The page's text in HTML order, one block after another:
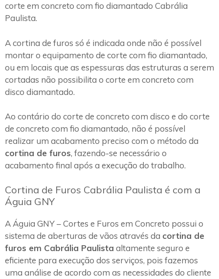
corte em concreto com fio diamantado Cabrália
Paulista.
A cortina de furos só é indicada onde não é possível
montar o equipamento de corte com fio diamantado,
ou em locais que as espessuras das estruturas a serem
cortadas não possibilita o corte em concreto com
disco diamantado.
Ao contário do corte de concreto com disco e do corte
de concreto com fio diamantado, não é possível
realizar um acabamento preciso com o método da
cortina de furos, fazendo-se necessário o
acabamento final após a execução do trabalho.
Cortina de Furos Cabrália Paulista é com a
Águia GNY
A Águia GNY – Cortes e Furos em Concreto possui o
sistema de aberturas de vãos através da cortina de
furos em Cabrália Paulista altamente seguro e
eficiente para execução dos serviços, pois fazemos
uma análise de acordo com as necessidades do cliente